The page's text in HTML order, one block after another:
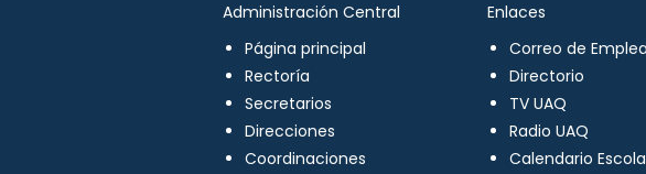
Administración Central
Página principal
Rectoría
Secretarios
Direcciones
Coordinaciones
Enlaces
Correo de
Directorio
TV UAQ
Radio UAQ
Calendario